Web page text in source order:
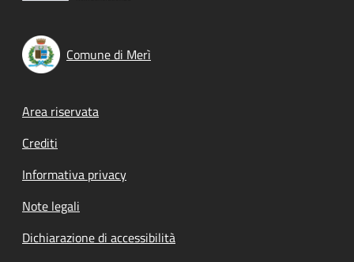
Comune di Merì
Footer menu
Area riservata
Crediti
Informativa privacy
Note legali
Dichiarazione di accessibilità